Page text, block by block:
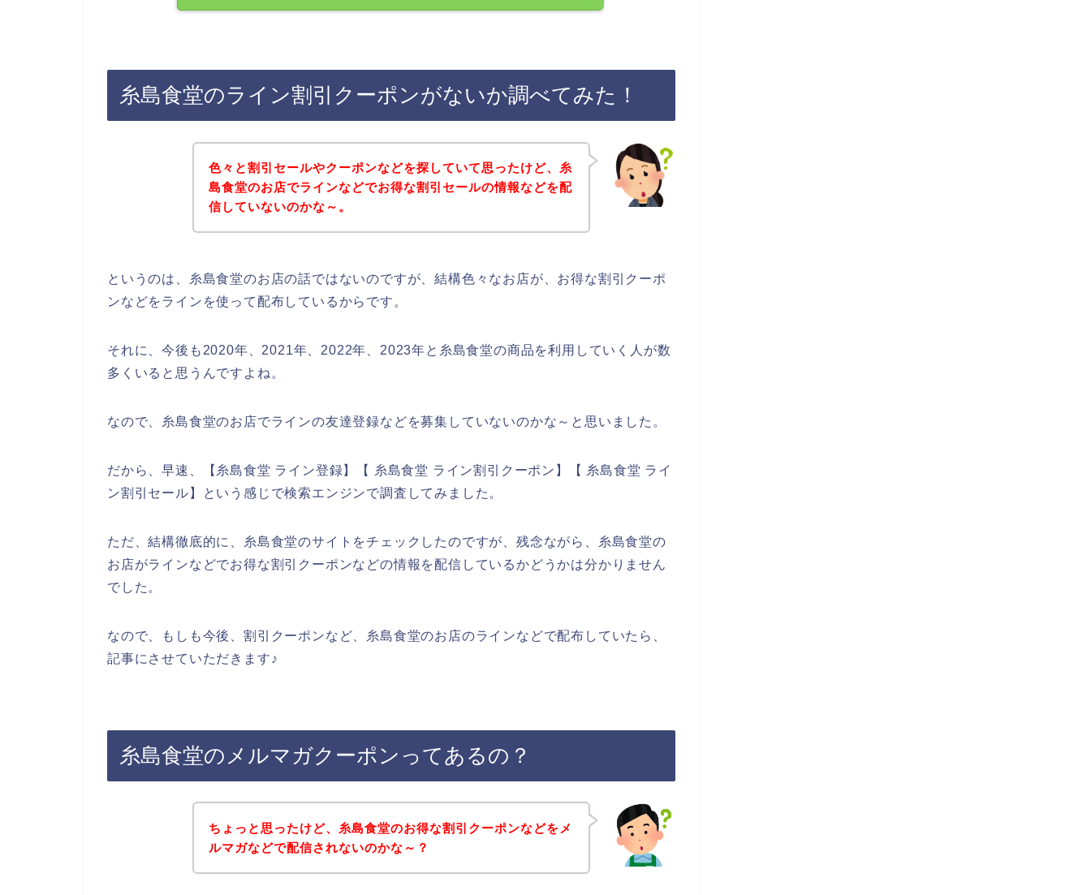
糸島食堂のライン割引クーポンがないか調べてみた！
色々と割引セールやクーポンなどを探していて思ったけど、糸
島食堂のお店でラインなどでお得な割引セールの情報などを配
信していないのかな～。
というのは、糸島食堂のお店の話ではないのですが、結構色々なお店が、お得な割引クーポ
ンなどをラインを使って配布しているからです。
それに、今後も2020年、2021年、2022年、2023年と糸島食堂の商品を利用していく人が数
多くいると思うんですよね。
なので、糸島食堂のお店でラインの友達登録などを募集していないのかな～と思いました。
だから、早速、【糸島食堂 ライン登録】【 糸島食堂 ライン割引クーポン】【 糸島食堂 ライ
ン割引セール】という感じで検索エンジンで調査してみました。
ただ、結構徹底的に、糸島食堂のサイトをチェックしたのですが、残念ながら、糸島食堂の
お店がラインなどでお得な割引クーポンなどの情報を配信しているかどうかは分かりません
でした。
なので、もしも今後、割引クーポンなど、糸島食堂のお店のラインなどで配布していたら、
記事にさせていただきます♪
糸島食堂のメルマガクーポンってあるの？
ちょっと思ったけど、糸島食堂のお得な割引クーポンなどをメ
ルマガなどで配信されないのかな～？